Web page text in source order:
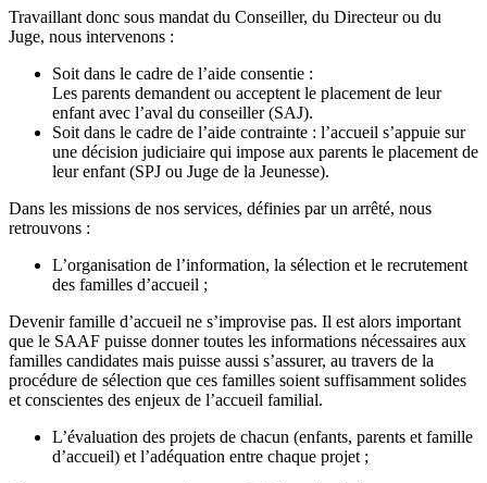
Travaillant donc sous mandat du Conseiller, du Directeur ou du
Juge, nous intervenons :
Soit dans le cadre de l’aide consentie :
Les parents demandent ou acceptent le placement de leur
enfant avec l’aval du conseiller (SAJ).
Soit dans le cadre de l’aide contrainte : l’accueil s’appuie sur
une décision judiciaire qui impose aux parents le placement de
leur enfant (SPJ ou Juge de la Jeunesse).
Dans les missions de nos services, définies par un arrêté, nous
retrouvons :
L’organisation de l’information, la sélection et le recrutement
des familles d’accueil ;
Devenir famille d’accueil ne s’improvise pas. Il est alors important
que le SAAF puisse donner toutes les informations nécessaires aux
familles candidates mais puisse aussi s’assurer, au travers de la
procédure de sélection que ces familles soient suffisamment solides
et conscientes des enjeux de l’accueil familial.
L’évaluation des projets de chacun (enfants, parents et famille
d’accueil) et l’adéquation entre chaque projet ;